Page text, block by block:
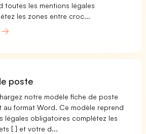
toutes les mentions légales
les zones entre croc...
poste
notre modèle fiche de poste
format Word. Ce modèle reprend
légales obligatoires complétez les
[ ] et votre d...